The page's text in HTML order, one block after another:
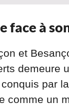
face à
et
demeure
par la
comme un